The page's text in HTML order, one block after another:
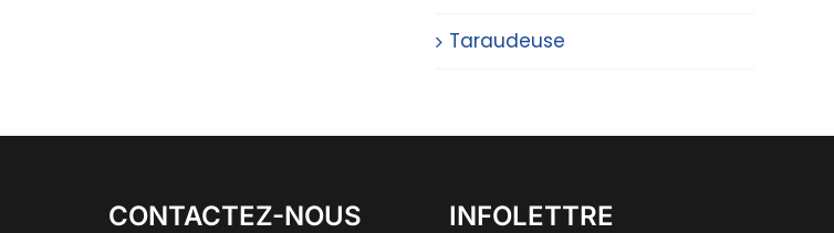
Taraudeuse
CONTACTEZ-NOUS INFOLETTRE